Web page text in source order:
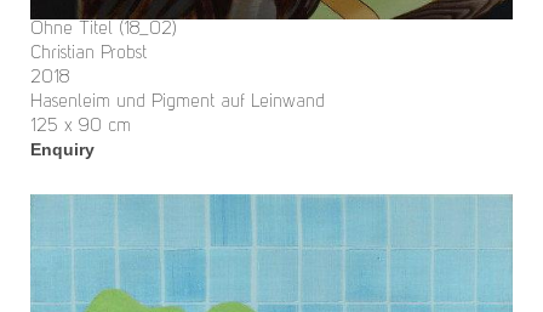
Ohne Titel (18_02)
Christian Probst
2018
Hasenleim und Pigment auf Leinwand
125 x 90 cm
Enquiry